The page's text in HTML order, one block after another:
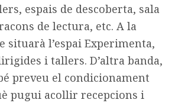
espais de descoberta, sala
de lectura, etc. A la
situarà l’espai Experimenta,
i tallers. D’altra banda,
preveu el condicionament
pugui acollir recepcions i